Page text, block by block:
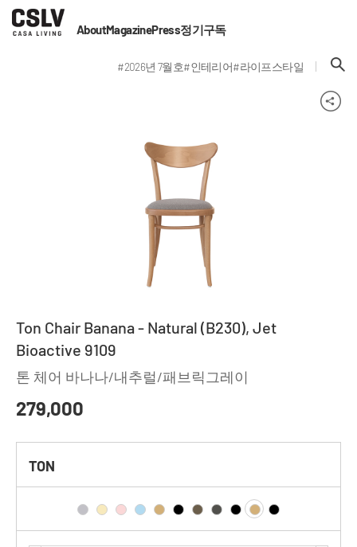
AboutMagazinePress정기구독
#2026년 7월호#인테리어#라이프스타일
Ton Chair Banana - Natural (B230), Jet
Bioactive 9109
톤 체어 바나나/내추럴/패브릭그레이
279,000
TON